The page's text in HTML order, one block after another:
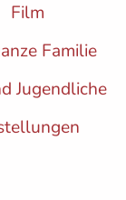
Film
Familie
Jugendliche